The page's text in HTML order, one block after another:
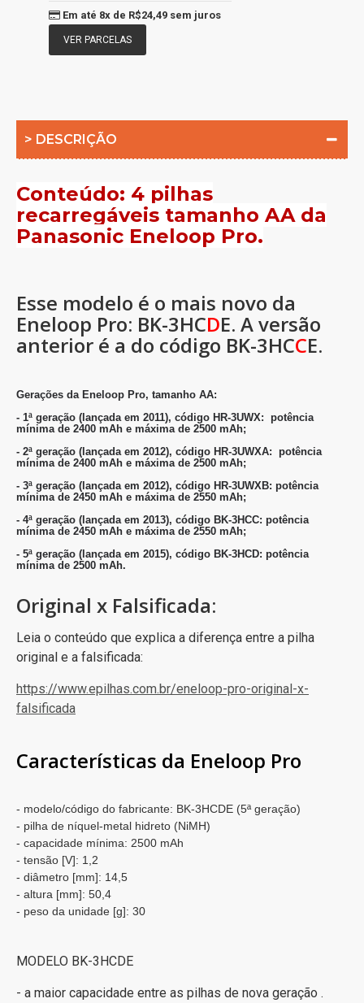
Em até 8x de R$24,49 sem juros
VER PARCELAS
> DESCRIÇÃO
Conteúdo: 4 pilhas
recarregáveis tamanho AA da
Panasonic Eneloop Pro.
Esse modelo é o mais novo da
Eneloop Pro: BK-3HCDE. A versão
anterior é a do código BK-3HCCE.
Gerações da Eneloop Pro, tamanho AA:
- 1ª geração (lançada em 2011), código HR-3UWX: potência
mínima de 2400 mAh e máxima de 2500 mAh;
- 2ª geração (lançada em 2012), código HR-3UWXA: potência
mínima de 2400 mAh e máxima de 2500 mAh;
- 3ª geração (lançada em 2012), código HR-3UWXB: potência
mínima de 2450 mAh e máxima de 2550 mAh;
- 4ª geração (lançada em 2013), código BK-3HCC: potência
mínima de 2450 mAh e máxima de 2550 mAh;
- 5ª geração (lançada em 2015), código BK-3HCD: potência
mínima de 2500 mAh.
Original x Falsificada:
Leia o conteúdo que explica a diferença entre a pilha
original e a falsificada:
https://www.epilhas.com.br/eneloop-pro-original-x-
falsificada
Características da Eneloop Pro
- modelo/código do fabricante: BK-3HCDE (5ª geração)
- pilha de níquel-metal hidreto (NiMH)
- capacidade mínima: 2500 mAh
- tensão [V]: 1,2
- diâmetro [mm]: 14,5
- altura [mm]: 50,4
- peso da unidade [g]: 30
MODELO BK-3HCDE
- a maior capacidade entre as pilhas de nova geração .